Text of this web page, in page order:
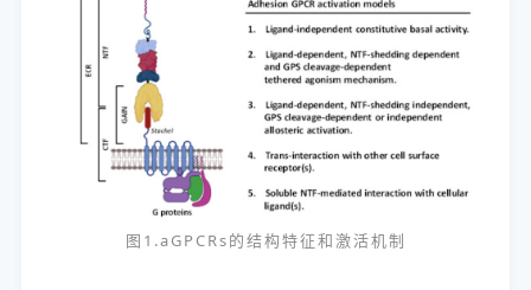
图1.aGPCRs的结构特征和激活机制